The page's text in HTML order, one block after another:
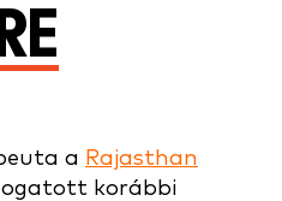
a Rajasthan
korábbi